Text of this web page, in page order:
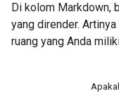
Di kolom Markdown,
yang dirender.
ruang yang Anda